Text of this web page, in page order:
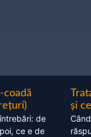
coadă
de
ce e de
și